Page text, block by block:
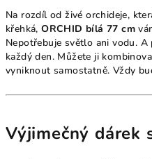
Na rozdíl od živé orchideje,
křehká,ORCHID bílá 77 cm
Nepotřebuje světlo ani vodu.
každý den. Můžete ji
vyniknout samostatně. Vždy
Výjimečný dárek